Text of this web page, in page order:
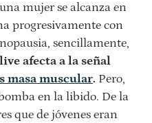
mujer se alcanza en
progresivamente con
sencillamente,
afecta a la señal
masa muscular. Pero,
en la libido. De la
que de jóvenes eran